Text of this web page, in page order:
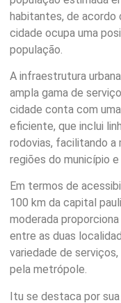
habitantes, de acordo
cidade ocupa uma
população.
A infraestrutura
ampla gama de
cidade conta com
eficiente, que inclui
rodovias, facilitando a
regiões do município
Em termos de
100 km da capital
moderada
entre as duas
variedade de
pela metrópole.
Itu se destaca por